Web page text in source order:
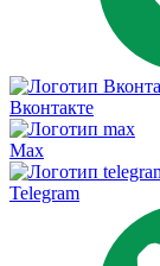
Вконтакте
Max
Telegram